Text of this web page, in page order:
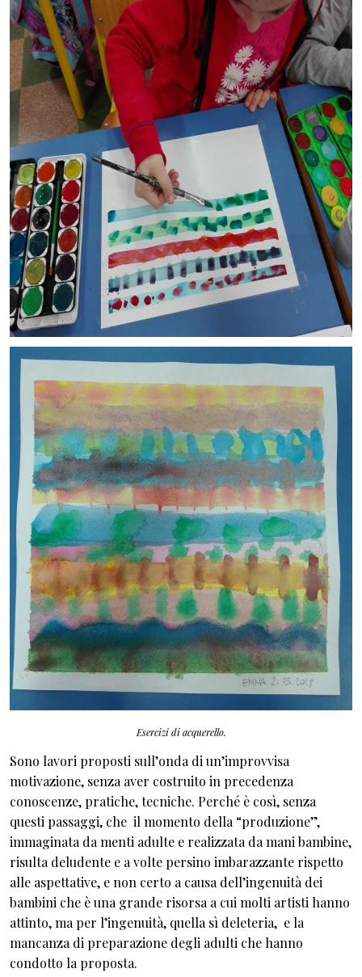
Esercizi di acquerello.
Sono lavori proposti sull’onda di un’improvvisa
motivazione, senza aver costruito in precedenza
conoscenze, pratiche, tecniche. Perché è così, senza
questi passaggi, che il momento della “produzione”,
immaginata da menti adulte e realizzata da mani bambine,
risulta deludente e a volte persino imbarazzante rispetto
alle aspettative, e non certo a causa dell’ingenuità dei
bambini che è una grande risorsa a cui molti artisti hanno
attinto, ma per l’ingenuità, quella sì deleteria, e la
mancanza di preparazione degli adulti che hanno
condotto la proposta.